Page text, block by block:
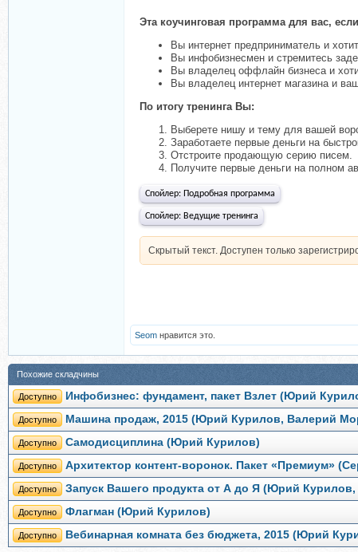
Эта коучинговая программа для вас,
Вы интернет предприниматель и
Вы инфобизнесмен и стремитесь
Вы владелец оффлайн бизнеса и
Вы владелец интернет магазина и
По итогу тренинга Вы:
Выберете нишу и тему для вашей
Заработаете первые деньги на
Отстроите продающую серию писем.
Получите первые деньги на полном
Спойлер: Подробная программа
Спойлер: Ведущие тренинга
Скрытый текст. Доступен только
Seom нравится это.
Похожие складчины
Доступно Инфобизнес: фундамент, пакет Взлет (Юрий
Доступно Машина продаж, 2015 (Юрий Курилов, Валерий
Доступно Самодисциплина (Юрий Курилов)
Доступно Архитектор контент-воронок. Пакет «Премиум»
Доступно Запуск Вашего продукта от А до Я (Юрий
Доступно Флагман (Юрий Курилов)
Доступно Вебинарная комната без бюджета, 2015 (Юрий